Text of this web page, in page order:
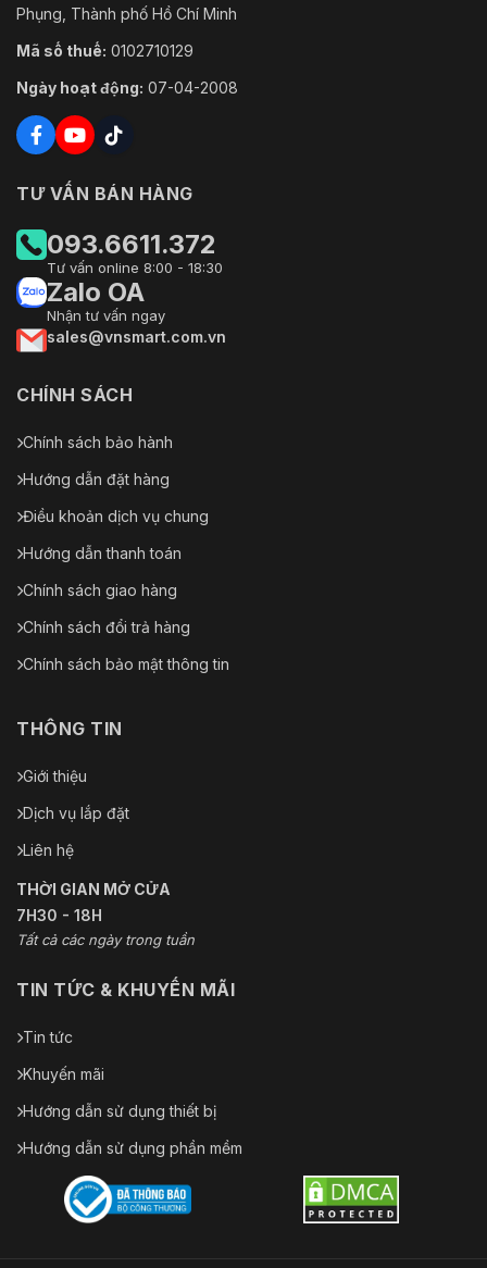
Phụng, Thành phố Hồ Chí Minh
Mã số thuế: 0102710129
Ngày hoạt động: 07-04-2008
TƯ VẤN BÁN HÀNG
093.6611.372
Tư vấn online 8:00 - 18:30
Zalo OA
Nhận tư vấn ngay
sales@vnsmart.com.vn
CHÍNH SÁCH
Chính sách bảo hành
Hướng dẫn đặt hàng
Điều khoản dịch vụ chung
Hướng dẫn thanh toán
Chính sách giao hàng
Chính sách đổi trả hàng
Chính sách bảo mật thông tin
THÔNG TIN
Giới thiệu
Dịch vụ lắp đặt
Liên hệ
THỜI GIAN MỞ CỬA
7H30 - 18H
Tất cả các ngày trong tuần
TIN TỨC & KHUYẾN MÃI
Tin tức
Khuyến mãi
Hướng dẫn sử dụng thiết bị
Hướng dẫn sử dụng phần mềm